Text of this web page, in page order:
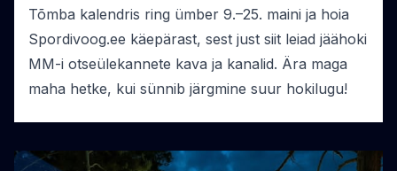
Tõmba kalendris ring ümber 9.–25. maini ja hoia
Spordivoog.ee käepärast, sest just siit leiad jäähoki
MM-i otseülekannete kava ja kanalid. Ära maga
maha hetke, kui sünnib järgmine suur hokilugu!